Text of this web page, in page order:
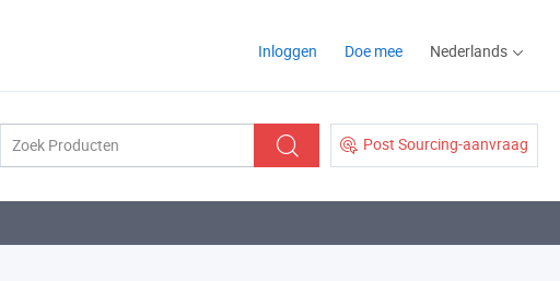
Inloggen Doe mee Nederlands
Post Sourcing-aanvraag